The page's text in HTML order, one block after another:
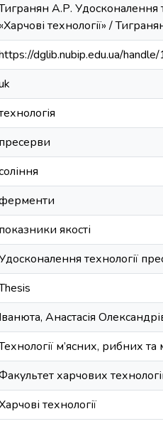
А.Р. Удосконалення
«Харчові технології» /
dglib.nubip.edu.ua/
пресерви
показники якості
технології
Іванюта, Анастасія
м’ясних, рибних
харчових
технології